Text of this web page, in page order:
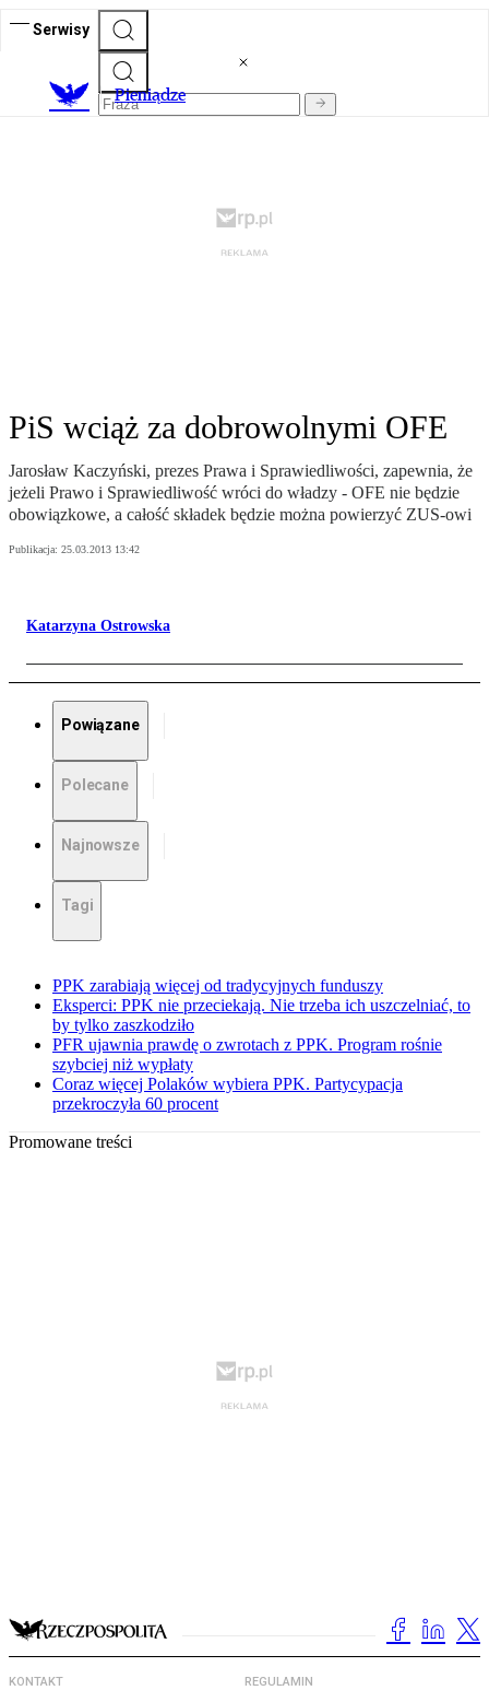
Serwisy
Pieniądze
PiS wciąż za dobrowolnymi OFE
Jarosław Kaczyński, prezes Prawa i Sprawiedliwości, zapewnia, że
jeżeli Prawo i Sprawiedliwość wróci do władzy - OFE nie będzie
obowiązkowe, a całość składek będzie można powierzyć ZUS-owi
Publikacja: 25.03.2013 13:42
Katarzyna Ostrowska
Powiązane
Polecane
Najnowsze
Tagi
PPK zarabiają więcej od tradycyjnych funduszy
Eksperci: PPK nie przeciekają. Nie trzeba ich uszczelniać, to
by tylko zaszkodziło
PFR ujawnia prawdę o zwrotach z PPK. Program rośnie
szybciej niż wypłaty
Coraz więcej Polaków wybiera PPK. Partycypacja
przekroczyła 60 procent
Promowane treści
KONTAKT REGULAMIN